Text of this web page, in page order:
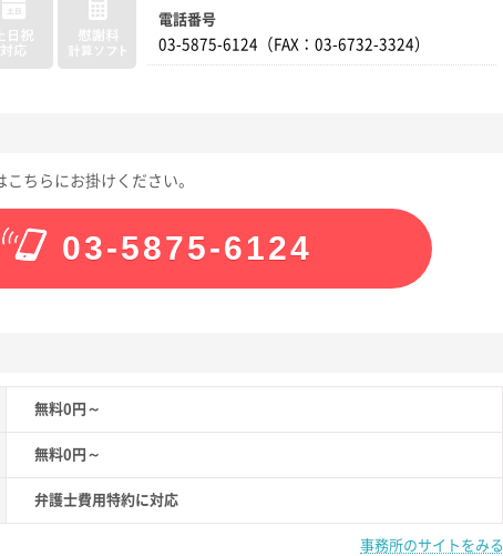
電話番号
03-5875-6124（FAX：03-6732-3324）
ちらにお掛けください。
03-5875-6124
無料0円～
無料0円～
弁護士費用特約に対応
事務所のサイトをみる